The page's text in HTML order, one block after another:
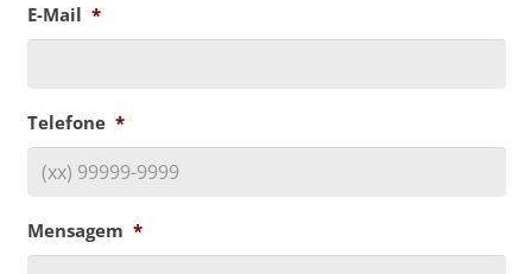
E-Mail *
Telefone *
Mensagem *